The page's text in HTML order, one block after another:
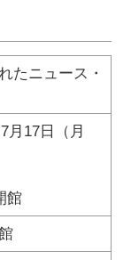
たニュース・
月17日（月
館